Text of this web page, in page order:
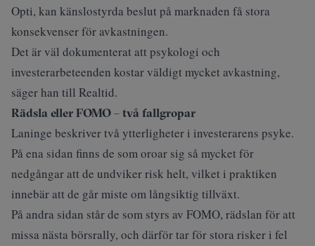
Opti, kan känslostyrda beslut på marknaden få stora
konsekvenser för avkastningen.
Det är väl dokumenterat att psykologi och
investerarbeteenden kostar väldigt mycket avkastning,
säger han till Realtid.
Rädsla eller FOMO – två fallgropar
Laninge beskriver två ytterligheter i investerarens psyke.
På ena sidan finns de som oroar sig så mycket för
nedgångar att de undviker risk helt, vilket i praktiken
innebär att de går miste om långsiktig tillväxt.
På andra sidan står de som styrs av FOMO, rädslan för att
missa nästa börsrally, och därför tar för stora risker i fel